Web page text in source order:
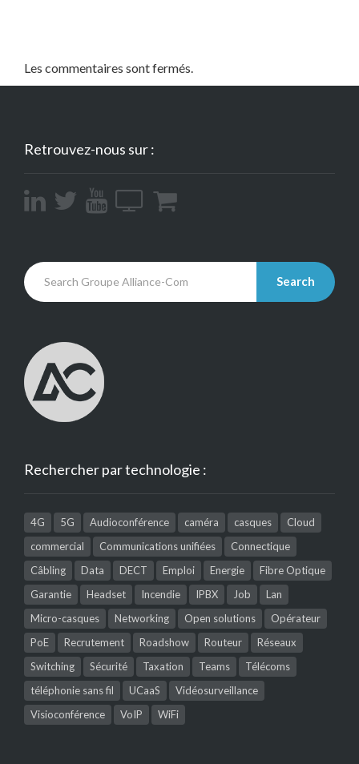
Les commentaires sont fermés.
Retrouvez-nous sur :
Search
Rechercher par technologie :
4G 5G Audioconférence caméra casques
Cloud
commercial
Communications unifiées
Connectique
Câbling
Data DECT Emploi Energie
Fibre Optique
Garantie
Headset Incendie IPBX Job
Lan
Micro-casques
Networking Open solutions
Opérateur
PoE
Recrutement Roadshow Routeur
Réseaux
Switching
Sécurité Taxation Teams
Télécoms
téléphonie sans fil
UCaaS
Vidéosurveillance
Visioconférence
VoIP WiFi